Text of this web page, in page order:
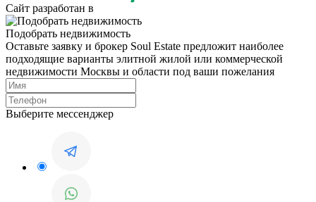
Сайт разработан в
Подобрать недвижимость
Оставьте заявку и брокер Soul Estate предложит наиболее
подходящие варианты элитной жилой или коммерческой
недвижимости Москвы и области под ваши пожелания
Выберите мессенджер